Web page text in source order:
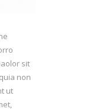
sit
non
ut